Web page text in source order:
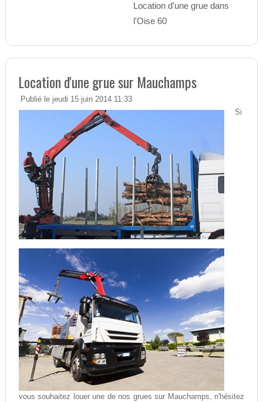
Location d'une grue dans
l'Oise 60
Location d'une grue sur Mauchamps
Publié le jeudi 15 juin 2014 11:33
Si
vous souhaitez louer une de nos grues sur Mauchamps, n'hésitez